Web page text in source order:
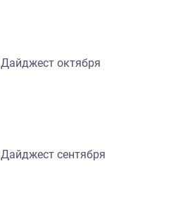
Дайджест октября
Дайджест сентября